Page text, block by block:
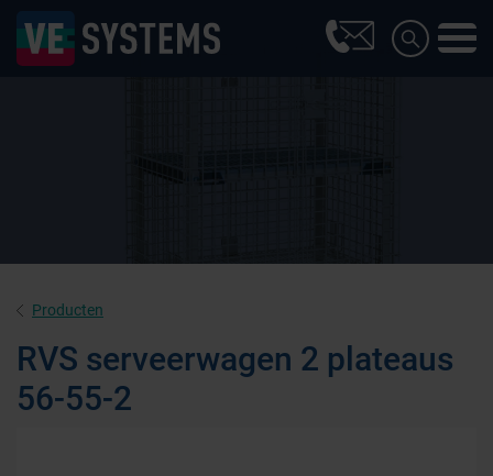
Producten
RVS serveerwagen 2 plateaus
56-55-2